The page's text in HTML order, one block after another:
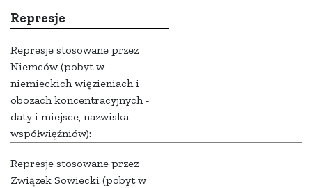
Represje
Represje stosowane przez
Niemców (pobyt w
niemieckich więzieniach i
obozach koncentracyjnych -
daty i miejsce, nazwiska
współwięźniów):
Represje stosowane przez
Związek Sowiecki (pobyt w